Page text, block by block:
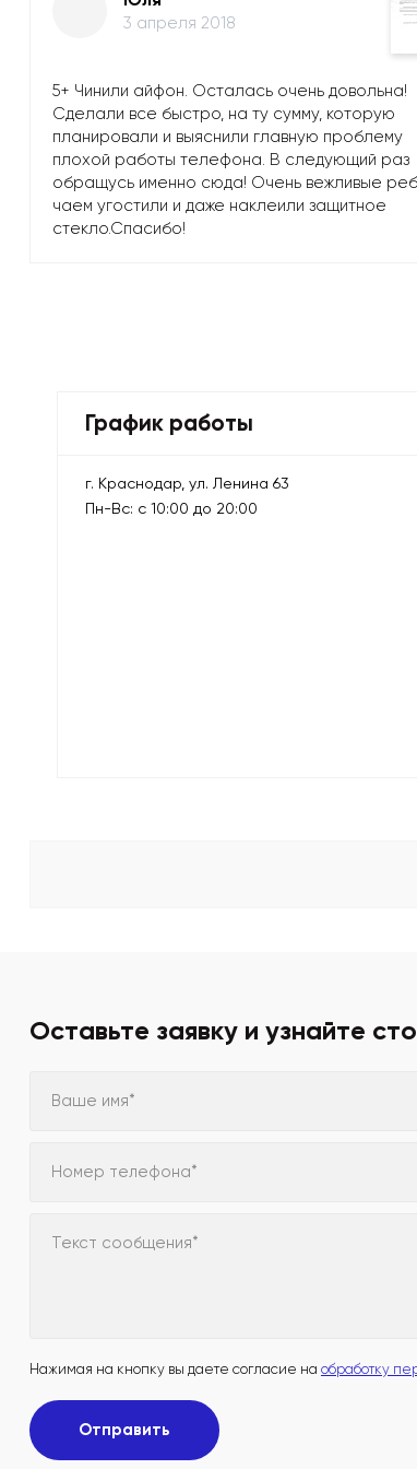
3 апреля 2018
5+ Чинили айфон. Осталась очень довольна!
Сделали все быстро, на ту сумму, которую
планировали и выяснили главную проблему
плохой работы телефона. В следующий раз
обращусь именно сюда! Очень вежливые
чаем угостили и даже наклеили защитное
стекло.Спасибо!
График работы
г. Краснодар, ул. Ленина 63
Пн-Вс: с 10:00 до 20:00
Оставьте заявку и узнайте
Ваше имя*
Номер телефона*
Текст сообщения*
Нажимая на кнопку вы даете согласие на обработку
Отправить